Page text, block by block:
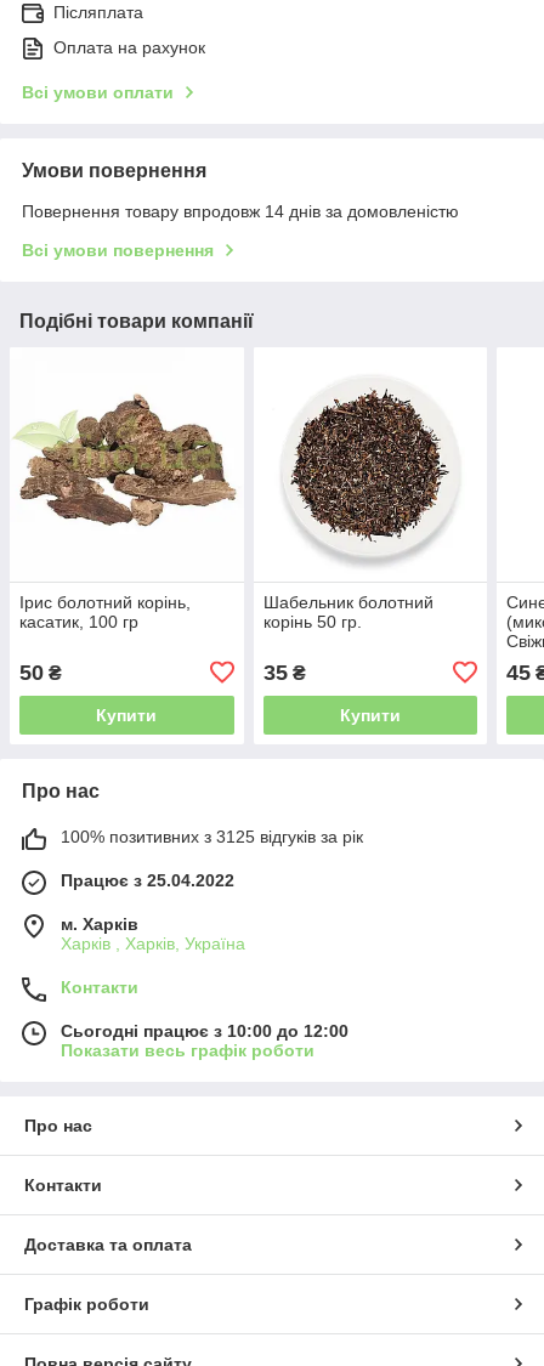
Післяплата
Оплата на рахунок
Всі умови оплати
Умови повернення
Повернення товару впродовж 14 днів за домовленістю
Всі умови повернення
Подібні товари компанії
Ірис болотний корінь,
касатик, 100 гр
50 ₴
Купити
Шабельник болотний
корінь 50 гр.
35₴
Купити
45
Про нас
100% позитивних з 3125 відгуків за рік
Працює з 25.04.2022
м. Харків
Харків , Харків, Україна
Контакти
Сьогодні працює з 10:00 до 12:00
Показати весь графік роботи
Про нас
Контакти
Доставка та оплата
Графік роботи